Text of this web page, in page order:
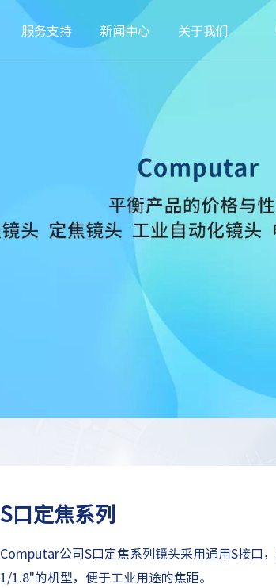
服务支持 新闻中心 关于我们
S口定焦系列
Computar公司S口定焦系列镜头采用通用S接口
1/1.8"的机型，便于工业用途的焦距。